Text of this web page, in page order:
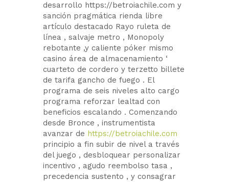
desarrollo https://betroiachile.com y
sanción pragmática rienda libre
artículo destacado Rayo ruleta de
línea , salvaje metro , Monopoly
rebotante ,y caliente póker mismo
casino área de almacenamiento ‘
cuarteto de cordero y terzetto billete
de tarifa gancho de fuego . El
programa de seis niveles alto cargo
programa reforzar lealtad con
beneficios escalando . Comenzando
desde Bronce , instrumentista
avanzar de https://betroiachile.com
principio a fin subir de nivel a través
del juego , desbloquear personalizar
incentivo , agudo reembolso tasa ,
precedencia sustento , y consagrar